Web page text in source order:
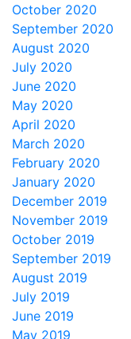
October 2020
September 2020
August 2020
July 2020
June 2020
May 2020
April 2020
March 2020
February 2020
January 2020
December 2019
November 2019
October 2019
September 2019
August 2019
July 2019
June 2019
May 2019